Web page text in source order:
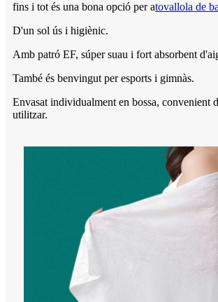
fins i tot és una bona opció per atovallola de
D'un sol ús i higiènic.
Amb patró EF, súper suau i fort absorbent
També és benvingut per esports i gimnàs.
Envasat individualment en bossa, convenient
utilitzar.